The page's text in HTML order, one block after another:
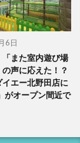
6日
「また室内遊び場
声に応えた！？
エー北野田店に
がオープン間近で